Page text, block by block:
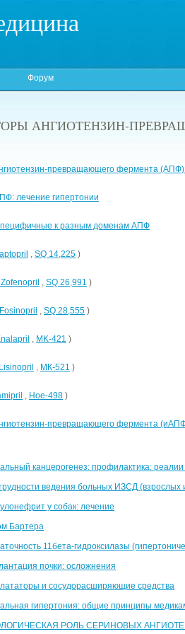
Форум
АНГИОТЕНЗИН-
превращающего фермента
лечение гипертонии
к разным доменам АПФ
, SQ 14,225 )
Zofenopril , SQ 26,991 )
Fosinopril , SQ 28,555 )
, MK-421 )
Lisinopril , МК-521 )
, Hoe-498 )
превращающего фермента
канцерогенез: профилактика:
ведения больных ИЗСД (взрослых
у собак: лечение
Бартера
11бета-гидроксилазы
почки: осложнения
и сосудорасширяющие средства
гипертония: общие принципы
РОЛЬ СЕРИНОВЫХ